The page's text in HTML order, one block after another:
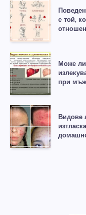
е той,
Може ли
при
Видове